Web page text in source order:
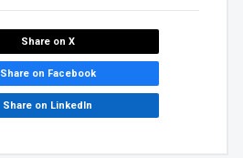
Share on X
Share on Facebook
Share on LinkedIn